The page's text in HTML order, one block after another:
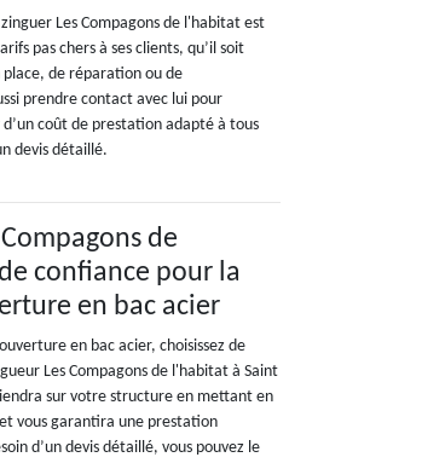
Les Compagons de l'habitat est
pas chers à ses clients, qu’il soit
de réparation ou de
prendre contact avec lui pour
coût de prestation adapté à tous
devis détaillé.
de
confiance pour la
en bac acier
en bac acier, choisissez de
Les Compagons de l'habitat à Saint
sur votre structure en mettant en
vous garantira une prestation
d’un devis détaillé, vous pouvez le